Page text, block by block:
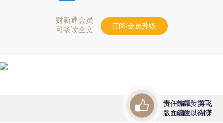
财新通会员
可畅读全文
订阅/会员升级
责任编辑：蒋飞
版面编辑：刘潇
首席赞赏官
虚位以待